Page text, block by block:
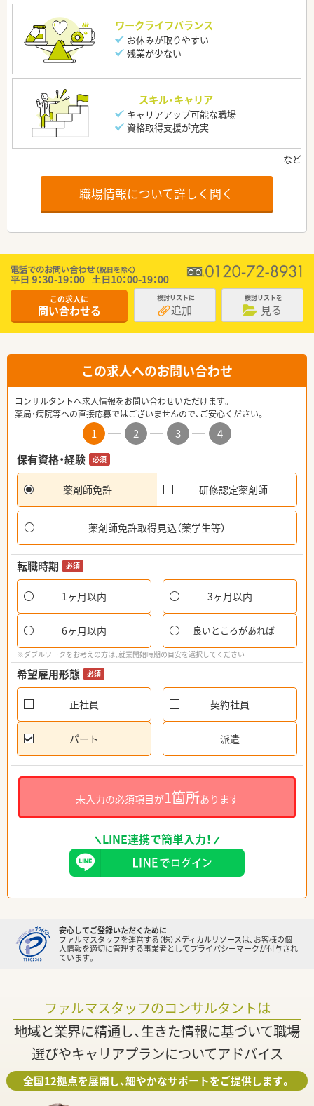
ワークライフバランス
お休みが取りやすい
残業が少ない
スキル・キャリア
キャリアアップ可能な職場
資格取得支援が充実
職場情報について詳しく聞く
この求人に
問い合わせる
検討リストに
追加
検討リストを
見る
この求人へのお問い合わせ
コンサルタントへ求人情報をお問い合わせいただけます。
薬局・病院等への直接応募ではございませんので、ご安心ください。
1 2 3
4
保有資格・経験
必須
薬剤師免許 研修認定薬剤師
薬剤師免許取得見込（薬学生等）
転職時期 必須
1ヶ月以内 3ヶ月以内
6ヶ月以内 良いところがあれば
※ダブルワークをお考えの方は、就業開始時期の目安を選択してください
希望雇用形態 必須
正社員 契約社員
パート 派遣
未入力の必須項目が1箇所あります
LINE連携で簡単入力！
安心してご登録いただくために
ファルマスタッフを運営する（株）メディカルリソースは、お客様の個
人情報を適切に管理する事業者としてプライバシーマークが付与され
ています。
ファルマスタッフのコンサルタントは
地域と業界に精通し、生きた情報に基づいて職場
選びやキャリアプランについてアドバイス
全国12拠点を展開し、細やかなサポートをご提供します。